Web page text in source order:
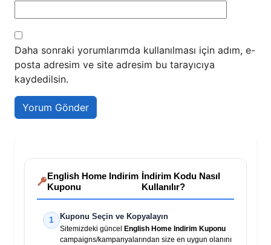
Daha sonraki yorumlarımda kullanılması için adım, e-
posta adresim ve site adresim bu tarayıcıya
kaydedilsin.
English Home Indirim
Kuponu
İndirim Kodu Nasıl
Kullanılır?
1 Kuponu Seçin ve Kopyalayın
Sitemizdeki güncel
English Home Indirim Kuponu
campaigns/kampanyalarından size en uygun olanını